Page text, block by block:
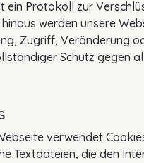
ein Protokoll zur
werden unsere
Zugriff, Veränderung
Schutz gegen
verwendet
Textdateien, die den